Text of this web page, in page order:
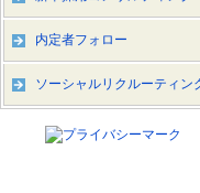
内定者フォロー
ソーシャルリクルーティン